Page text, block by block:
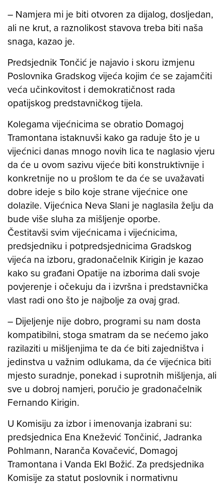
– Namjera mi je biti otvoren za dijalog, dosljedan,
ali ne krut, a raznolikost stavova treba biti naša
snaga, kazao je.
Predsjednik Tončić je najavio i skoru izmjenu
Poslovnika Gradskog vijeća kojim će se zajamčiti
veća učinkovitost i demokratičnost rada
opatijskog predstavničkog tijela.
Kolegama vijećnicima se obratio Domagoj
Tramontana istaknuvši kako ga raduje što je u
vijećnici danas mnogo novih lica te naglasio vjeru
da će u ovom sazivu vijeće biti konstruktivnije i
konkretnije no u prošlom te da će se uvažavati
dobre ideje s bilo koje strane vijećnice one
dolazile. Vijećnica Neva Slani je naglasila želju da
bude više sluha za mišljenje oporbe.
Čestitavši svim vijećnicama i vijećnicima,
predsjedniku i potpredsjednicima Gradskog
vijeća na izboru, gradonačelnik Kirigin je kazao
kako su građani Opatije na izborima dali svoje
povjerenje i očekuju da i izvršna i predstavnička
vlast radi ono što je najbolje za ovaj grad.
– Dijeljenje nije dobro, programi su nam dosta
kompatibilni, stoga smatram da se nećemo jako
razilaziti u mišljenjima te da će biti zajedništva i
jedinstva u važnim odlukama, da će vijećnica biti
mjesto suradnje, ponekad i suprotnih mišljenja, ali
sve u dobroj namjeri, poručio je gradonačelnik
Fernando Kirigin.
U Komisiju za izbor i imenovanja izabrani su:
predsjednica Ena Knežević Tončinić, Jadranka
Pohlmann, Naranča Kovačević, Domagoj
Tramontana i Vanda Ekl Božić. Za predsjednika
Komisije za statut poslovnik i normativnu